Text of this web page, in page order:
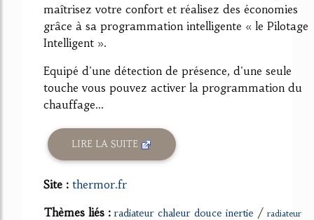
maîtrisez votre confort et réalisez des économies
grâce à sa programmation intelligente « le Pilotage
Intelligent ».
Equipé d'une détection de présence, d'une seule
touche vous pouvez activer la programmation du
chauffage...
LIRE LA SUITE
Site : thermor.fr
Thèmes liés : radiateur chaleur douce inertie / radiateur